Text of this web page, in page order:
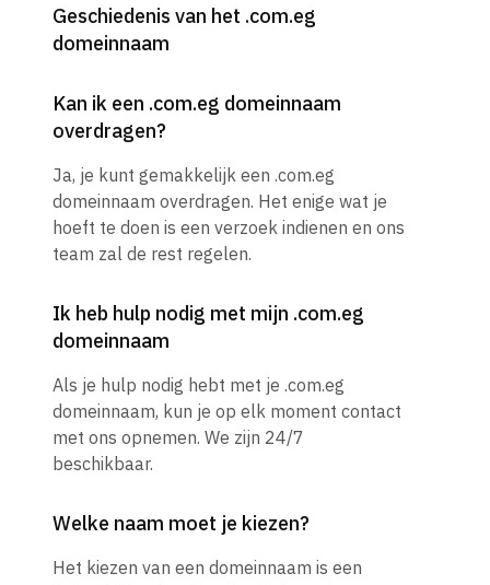
Geschiedenis van het .com.eg
domeinnaam
Kan ik een .com.eg domeinnaam
overdragen?
Ja, je kunt gemakkelijk een .com.eg
domeinnaam overdragen. Het enige wat je
hoeft te doen is een verzoek indienen en ons
team zal de rest regelen.
Ik heb hulp nodig met mijn .com.eg
domeinnaam
Als je hulp nodig hebt met je .com.eg
domeinnaam, kun je op elk moment contact
met ons opnemen. We zijn 24/7
beschikbaar.
Welke naam moet je kiezen?
Het kiezen van een domeinnaam is een